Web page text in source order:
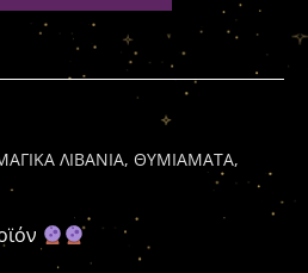
ΛΙΒΑΝΙΑ, ΘΥΜΙΑΜΑΤΑ,